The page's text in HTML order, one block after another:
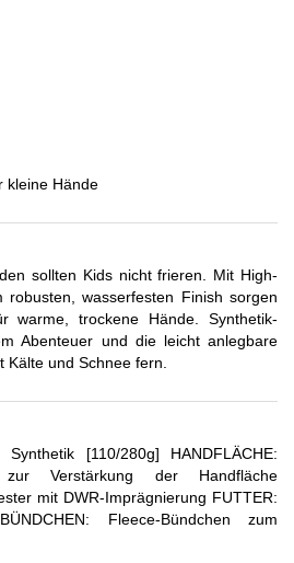
kleine Hände
sollten Kids nicht frieren. Mit High-
robusten, wasserfesten Finish sorgen
warme, trockene Hände. Synthetik-
Abenteuer und die leicht anlegbare
und Schnee fern.
[110/280g] HANDFLÄCHE:
zur Verstärkung der Handfläche
mit DWR-Imprägnierung FUTTER:
Fleece-Bündchen zum